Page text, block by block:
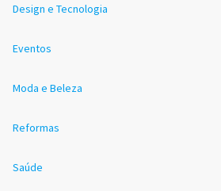
Design e Tecnologia
Eventos
Moda e Beleza
Reformas
Saúde